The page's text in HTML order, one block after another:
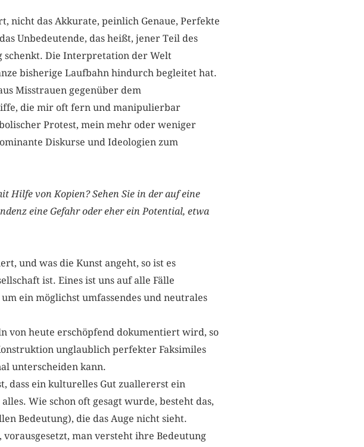
nicht das Akkurate, peinlich Genaue, Perfekte
Unbedeutende, das heißt, jener Teil des
schenkt. Die Interpretation der Welt
bisherige Laufbahn hindurch begleitet hat.
Misstrauen gegenüber dem
die mir oft fern und manipulierbar
Protest, mein mehr oder weniger
Diskurse und Ideologien zum
Hilfe von Kopien? Sehen Sie in der auf eine
eine Gefahr oder eher ein Potential, etwa
und was die Kunst angeht, so ist es
ist. Eines ist uns auf alle Fälle
ein möglichst umfassendes und neutrales
von heute erschöpfend dokumentiert wird, so
unglaublich perfekter Faksimiles
unterscheiden kann.
dass ein kulturelles Gut zuallererst ein
Wie schon oft gesagt wurde, besteht das,
Bedeutung), die das Auge nicht sieht.
man versteht ihre Bedeutung